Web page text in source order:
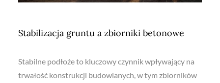
Stabilizacja gruntu a zbiorniki betonowe
Stabilne podłoże to kluczowy czynnik wpływający na
trwałość konstrukcji budowlanych, w tym zbiorników